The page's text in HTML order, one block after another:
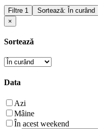
Filtre 1
Sortează: În curând
×
Sortează
Data
Azi
Mâine
În acest weekend